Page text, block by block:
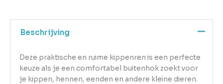
Beschrijving
Deze praktische en ruime kippenren is een perfecte
keuze als je een comfortabel buitenhok zoekt voor
je kippen, hennen, eenden en andere kleine dieren.